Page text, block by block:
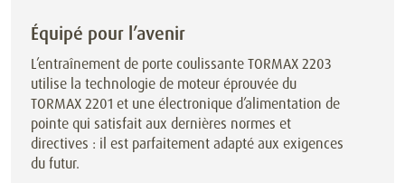
Équipé pour l’avenir
L’entraînement de porte coulissante TORMAX 2203
utilise la technologie de moteur éprouvée du
TORMAX 2201 et une électronique d’alimentation de
pointe qui satisfait aux dernières normes et
directives : il est parfaitement adapté aux exigences
du futur.